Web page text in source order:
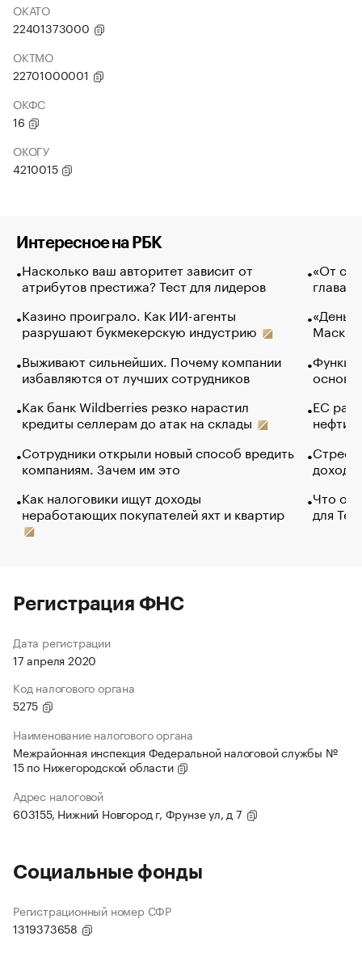
ОКАТО
22401373000
ОКТМО
22701000001
ОКФС
16
ОКОГУ
4210015
Интересное на РБК
Насколько ваш авторитет зависит от
атрибутов престижа? Тест для лидеров
Казино проиграло. Как ИИ-агенты
разрушают букмекерскую индустрию
Выживают сильнейших. Почему компании
избавляются от лучших сотрудников
Как банк Wildberries резко нарастил
кредиты селлерам до атак на склады
Сотрудники открыли новый способ вредить
компаниям. Зачем им это
Как налоговики ищут доходы
неработающих покупателей яхт и квартир
«От
глава
Маск в
основ
ЕС
нефти
Что
для
Регистрация ФНС
Дата регистрации
17 апреля 2020
Код налогового органа
5275
Наименование налогового органа
Межрайонная инспекция Федеральной налоговой службы №
15 по Нижегородской области
Адрес налоговой
603155, Нижний Новгород г, Фрунзе ул, д 7
Социальные фонды
Регистрационный номер СФР
1319373658